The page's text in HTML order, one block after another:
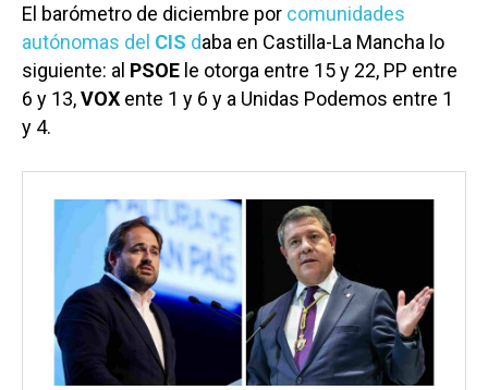
El barómetro de diciembre por comunidades
autónomas del CIS daba en Castilla-La Mancha lo
siguiente: al PSOE le otorga entre 15 y 22, PP entre
6 y 13,VOX ente 1 y 6 y a Unidas Podemos entre 1
y 4.